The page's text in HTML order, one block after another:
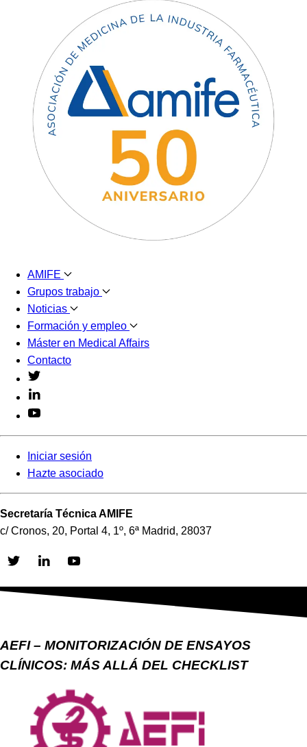
AMIFE
Grupos trabajo
Noticias
Formación y empleo
Máster en Medical Affairs
Contacto
Iniciar sesión
Hazte asociado
Secretaría Técnica AMIFE
c/ Cronos, 20, Portal 4, 1º, 6ª Madrid, 28037
Skip
AEFI – MONITORIZACIÓN DE ENSAYOS
CLÍNICOS: MÁS ALLÁ DEL CHECKLIST